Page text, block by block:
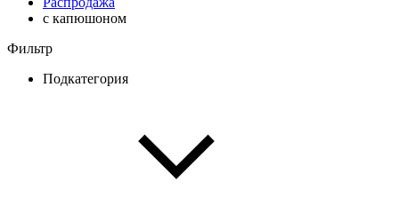
с капюшоном
Фильтр
Подкатегория